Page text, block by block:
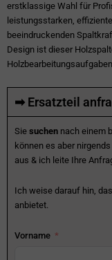
erstklassige Wahl für
leistungsstarken,
beeindruckenden
Design ist dieser
➡ Ersatzteil
Sie suchen nach einem
können es aber
aus & ich leite Ihre
Ich weise darauf hin,
anbietet.
Vorname